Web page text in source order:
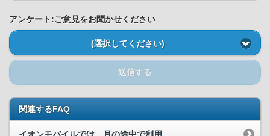
アンケート:ご意見をお聞かせください
(選択してください)
送信する
関連するFAQ
イオンモバイルでは、月の途中で利用...